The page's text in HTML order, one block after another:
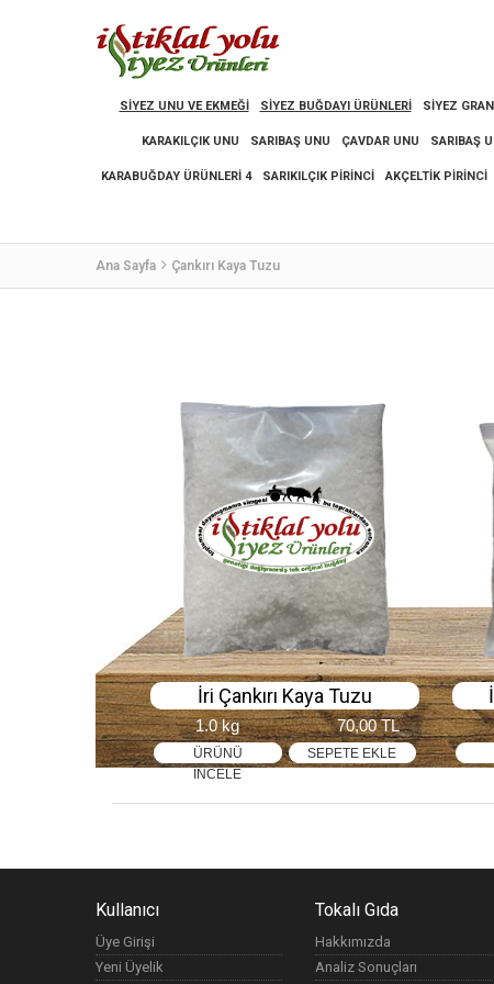
SIYEZ UNU VE EKMEĞI SIYEZ BUĞDAYI ÜRÜNLERI SIYEZ
KARAKILÇIK UNU SARIBAŞ UNU ÇAVDAR UNU SARIBAŞ
KARABUĞDAY ÜRÜNLERI 4 SARIKILÇIK PIRINCI AKÇELTIK PIRINCI
Ana Sayfa Çankırı Kaya Tuzu
İri Çankırı Kaya Tuzu
1.0 kg 70,00 TL
ÜRÜNÜ
İNCELE
SEPETE EKLE
Kullanıcı
Üye Girişi
Yeni Üyelik
Tokalı Gıda
Hakkımızda
Analiz Sonuçları